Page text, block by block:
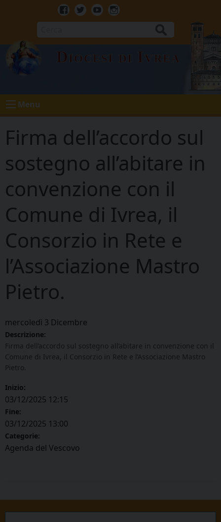
Facebook
TwitterYoutubeInstagram
Diocesi di Ivrea
Menu
Firma dell’accordo sul
sostegno all’abitare in
convenzione con il
Comune di Ivrea, il
Consorzio in Rete e
l’Associazione Mastro
Pietro.
mercoledì 3 Dicembre
Descrizione:
Firma dell’accordo sul sostegno all’abitare in convenzione con il
Comune di Ivrea, il Consorzio in Rete e l’Associazione Mastro
Pietro.
Inizio:
03/12/2025 12:15
Fine:
03/12/2025 13:00
Categorie:
Agenda del Vescovo